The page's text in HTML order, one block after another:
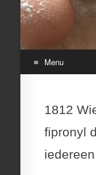
Menu
content1812
fipronyl